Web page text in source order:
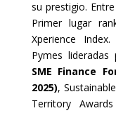
su prestigio.
Primer lugar
Xperience
Pymes lideradas
SME Finance
2025),
Territory